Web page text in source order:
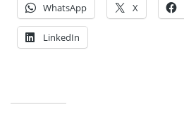
WhatsApp X
LinkedIn